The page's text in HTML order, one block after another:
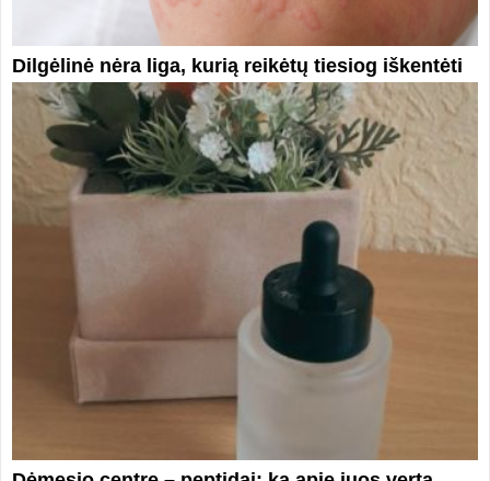
Dilgėlinė nėra liga, kurią reikėtų tiesiog iškentėti